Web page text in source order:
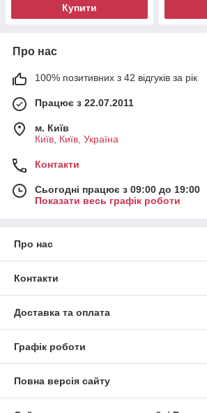
Купити
Про нас
100% позитивних з 42 відгуків за рік
Працює з 22.07.2011
м. Київ
Київ, Київ, Україна
Контакти
Сьогодні працює з 09:00 до 19:00
Показати весь графік роботи
Про нас
Контакти
Доставка та оплата
Графік роботи
Повна версія сайту